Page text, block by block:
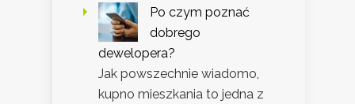
Po czym poznać
dobrego
dewelopera?
Jak powszechnie wiadomo,
kupno mieszkania to jedna z